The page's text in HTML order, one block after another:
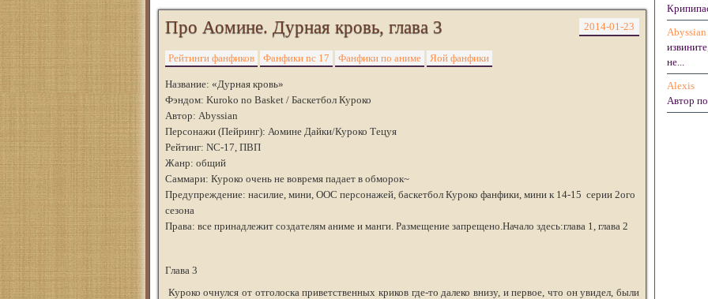
Про Аомине. Дурная кровь, глава 3 2014-01-23
Рейтинги фанфиков Фанфики nc 17 Фанфики по аниме Яой фанфики
Название: «Дурная кровь»
Фэндом: Kuroko no Basket / Баскетбол Куроко
Автор: Abyssian
Персонажи (Пейринг): Аомине Дайки/Куроко Тецуя
Рейтинг: NC-17, ПВП
Жанр: общий
Саммари: Куроко очень не вовремя падает в обморок~
Предупреждение: насилие, мини, ООС персонажей, баскетбол Куроко фанфики, мини к 14-15 серии 2ого
сезона
Права: все принадлежит создателям аниме и манги. Размещение запрещено.Начало здесь:глава 1, глава 2
Глава 3
Куроко очнулся от отголоска приветственных криков где-то далеко внизу, и первое, что он увидел, были
Abyssian
не...
Alexis
Автор